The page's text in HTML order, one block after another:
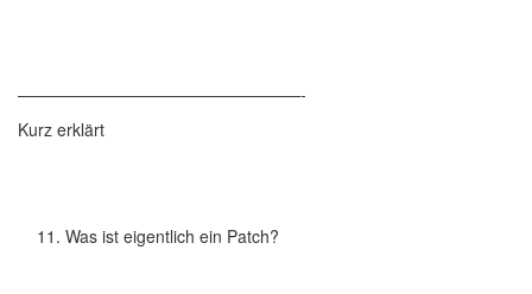
—————————————————-
Kurz erklärt
Was ist eigentlich ein Patch?